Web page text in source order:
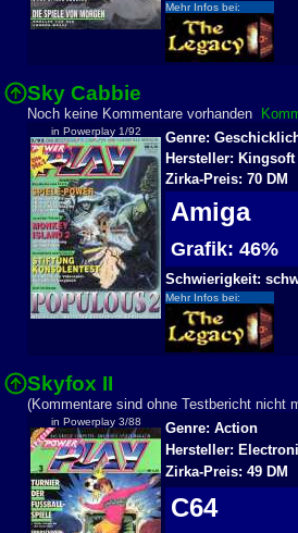
Mehr Infos bei:
Sky Cabbie
Noch keine Kommentare vorhanden
in Powerplay 1/92
Genre:
Hersteller: Kingsoft
Zirka-Preis: 70 DM
Amiga
Grafik: 46%
Schwierigkeit:
Mehr Infos bei:
Skyfox II
(Kommentare sind ohne Testbericht nicht
in Powerplay 3/88
Genre: Action
Hersteller:
Zirka-Preis: 49 DM
C64